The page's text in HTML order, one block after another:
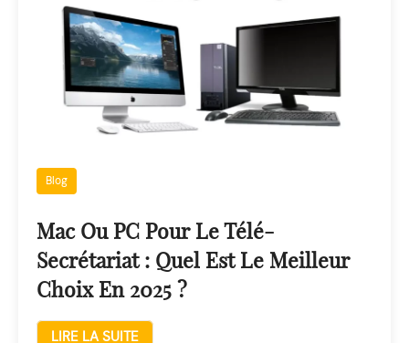
Blog
Mac Ou PC Pour Le Télé-
Secrétariat : Quel Est Le Meilleur
Choix En 2025 ?
LIRE LA SUITE